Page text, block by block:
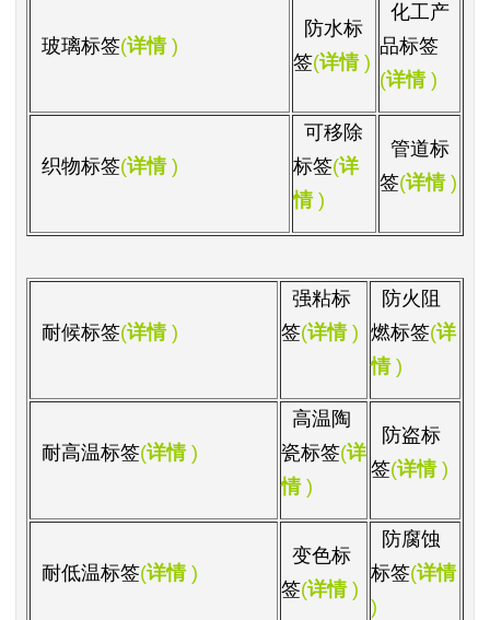
玻璃标签(详情 )
防水标
签(详情 )
化工产
品标签
(详情 )
织物标签(详情 )
可移除
标签(详
情 )
管道标
签(详情 )
耐候标签(详情 )
强粘标
签(详情 )
防火阻
燃标签(详
情 )
耐高温标签(详情 )
高温陶
瓷标签(详
情 )
防盗标
签(详情 )
耐低温标签(详情 )
变色标
签(详情 )
防腐蚀
标签(详情
)